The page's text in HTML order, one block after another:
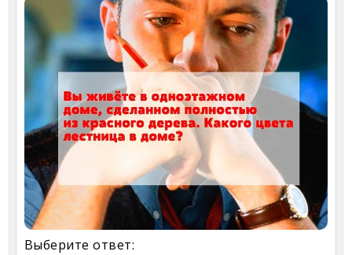
Выберите ответ: